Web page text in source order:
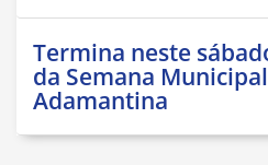
Termina neste
da Semana
Adamantina